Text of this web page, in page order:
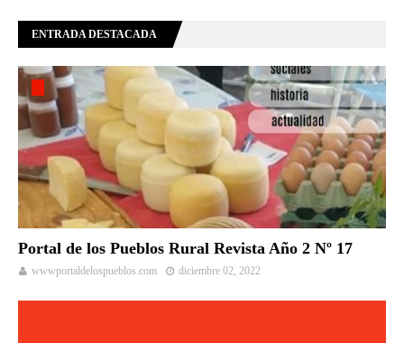
ENTRADA DESTACADA
Portal de los Pueblos Rural Revista Año 2 Nº 17
wwwportaldelospueblos.com diciembre 02, 2022